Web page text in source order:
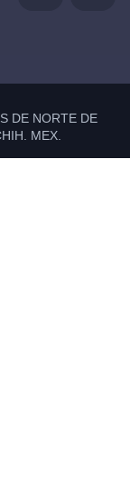
DE NORTE DE
MEX.